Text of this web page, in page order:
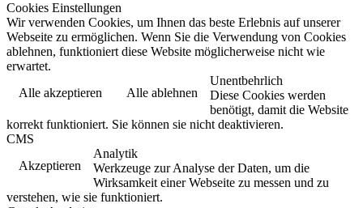
Cookies Einstellungen
Wir verwenden Cookies, um Ihnen das beste Erlebnis auf unserer
Webseite zu ermöglichen. Wenn Sie die Verwendung von Cookies
ablehnen, funktioniert diese Website möglicherweise nicht wie
erwartet.
Alle akzeptieren
Alle ablehnen
Unentbehrlich
Diese Cookies werden
benötigt, damit die Website
korrekt funktioniert. Sie können sie nicht deaktivieren.
CMS
Akzeptieren
Analytik
Werkzeuge zur Analyse der Daten, um die
Wirksamkeit einer Webseite zu messen und zu
verstehen, wie sie funktioniert.